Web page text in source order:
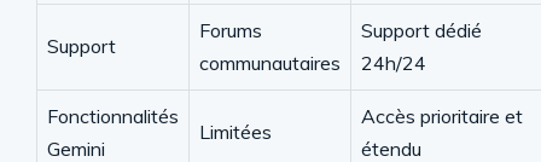
Support
Forums
communautaires
Support dédié
24h/24
Fonctionnalités
Gemini
Limitées
Accès prioritaire et
étendu